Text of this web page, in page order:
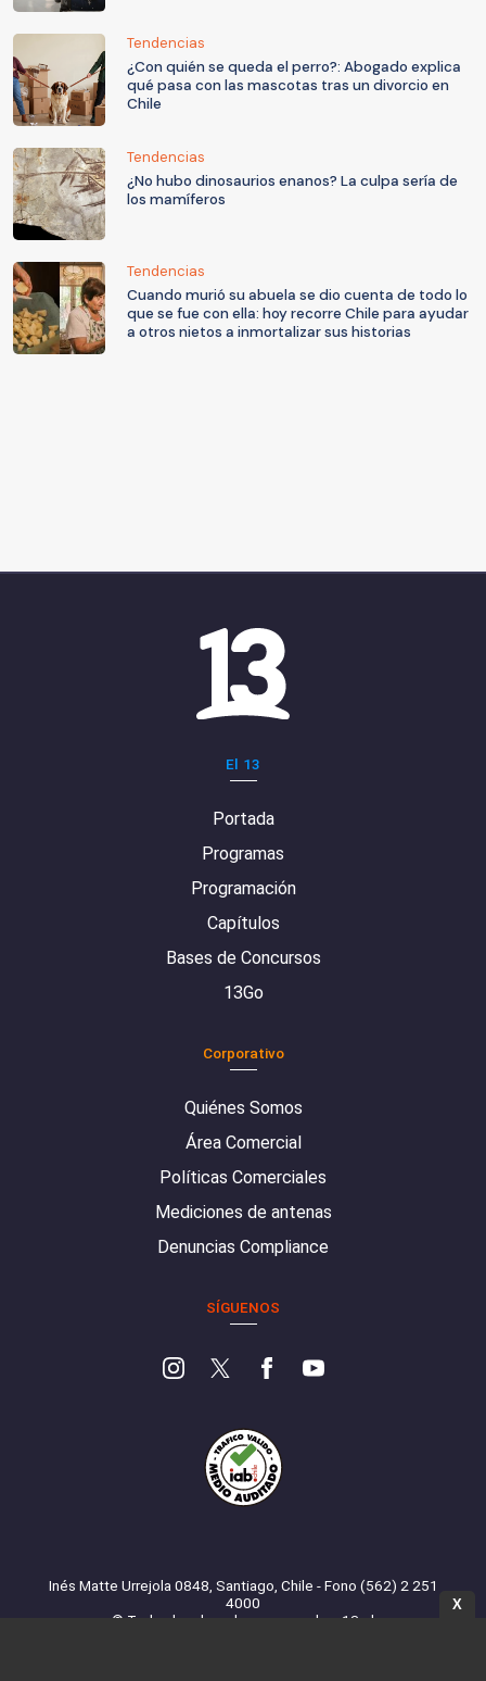
Tendencias
¿Con quién se queda el perro?: Abogado explica
qué pasa con las mascotas tras un divorcio en
Chile
Tendencias
¿No hubo dinosaurios enanos? La culpa sería de
los mamíferos
Tendencias
Cuando murió su abuela se dio cuenta de todo lo
que se fue con ella: hoy recorre Chile para ayudar
a otros nietos a inmortalizar sus historias
El 13
Portada
Programas
Programación
Capítulos
Bases de Concursos
13Go
Corporativo
Quiénes Somos
Área Comercial
Políticas Comerciales
Mediciones de antenas
Denuncias Compliance
SÍGUENOS
Inés Matte Urrejola 0848, Santiago, Chile - Fono (562) 2 251
4000
© Todos los derechos reservados. 13.cl
X